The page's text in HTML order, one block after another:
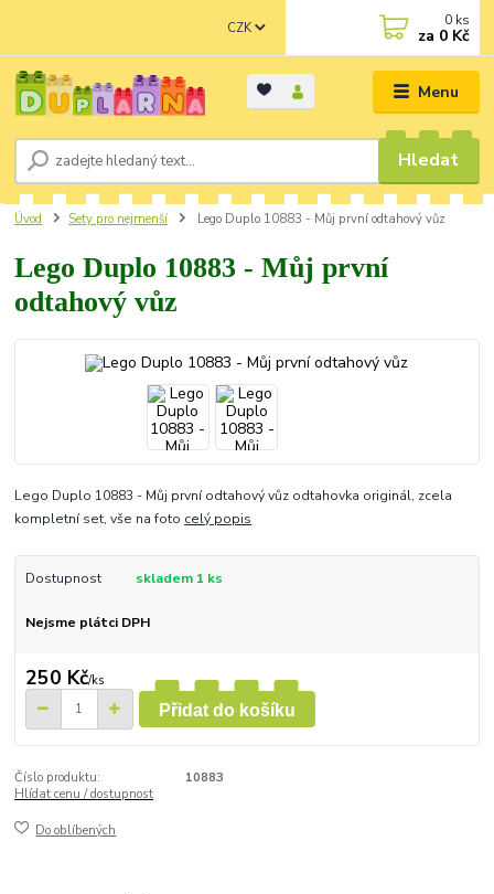
Menu
CZK
Hledat
0 ks
za 0 Kč
Úvod Sety pro nejmenší Lego Duplo 10883 - Můj první odtahový vůz
Lego Duplo 10883 - Můj první
odtahový vůz
Lego Duplo 10883 - Můj první odtahový vůz odtahovka originál, zcela
kompletní set, vše na foto celý popis
Dostupnost skladem 1 ks
Nejsme plátci DPH
250 Kč/ks
Přidat do košíku
Číslo produktu:
10883
Hlídat cenu / dostupnost
Do oblíbených